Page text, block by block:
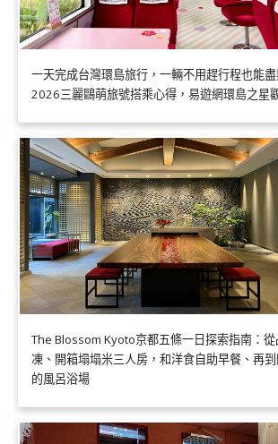
一天完成台灣環島旅行，一輛不用趕行程也能盡
2026三麗鷗萌旅號搭乘心得，易遊網環島之星
The Blossom Kyoto京都五條一日探索指南：
凍、開箱塌塌米三人房，和洋食自助早餐、再
的風呂浴場